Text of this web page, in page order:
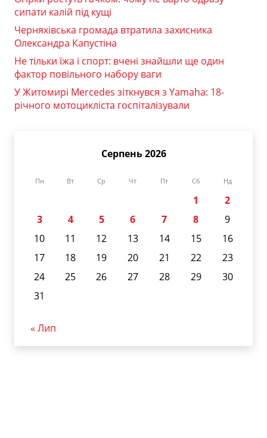
сипати калій під кущі
Черняхівська громада втратила захисника
Олександра Капустіна
Не тільки їжа і спорт: вчені знайшли ще один
фактор повільного набору ваги
У Житомирі Mercedes зіткнувся з Yamaha: 18-
річного мотоцикліста госпіталізували
Серпень 2026
Пн Вт Ср Чт Пт Сб Нд
1
2
3
4 5 6 7 8
9
10
11 12 13 14 15
16
17
18 19 20 21 22
23
24
25 26 27 28 29
30
31
« Лип